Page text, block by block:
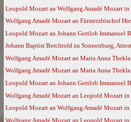
Leopold Mozart an Wolfgang Amadé Mozart
Wolfgang Amadé Mozart an Fürsterzbischof
Leopold Mozart an Johann Gottlob Immanuel
Johann Baptist Berchtold zu Sonnenburg,
Wolfgang Amadé Mozart an Maria Anna
Wolfgang Amadé Mozart an Maria Anna
Leopold Mozart an Johann Gottlob Immanuel
Wolfgang Amadé Mozart an Leopold Mozart
Leopold Mozart an Wolfgang Amadé Mozart
Wolfgang Amadé Mozart an Leopold Mozart